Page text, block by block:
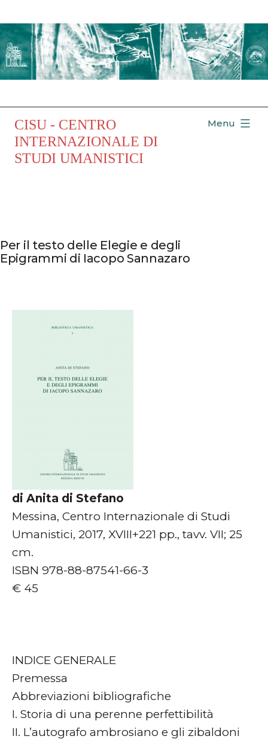
al
contenuto
CISU - CENTRO
INTERNAZIONALE DI
STUDI UMANISTICI
Menu
Per il testo delle Elegie e degli
Epigrammi di Iacopo Sannazaro
di Anita di Stefano
Messina, Centro Internazionale di Studi
Umanistici, 2017, XVIII+221 pp., tavv. VII; 25
cm.
ISBN 978-88-87541-66-3
€ 45
INDICE GENERALE
Premessa
Abbreviazioni bibliografiche
I. Storia di una perenne perfettibilità
II. L’autografo ambrosiano e gli zibaldoni